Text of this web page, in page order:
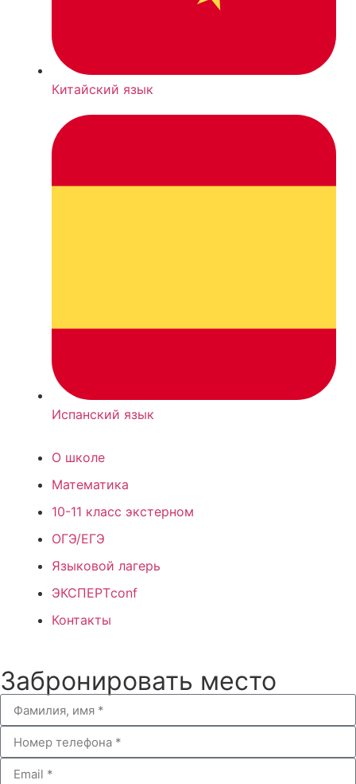
Китайский язык
Испанский язык
О школе
Математика
10-11 класс экстерном
ОГЭ/ЕГЭ
Языковой лагерь
ЭКСПЕРТconf
Контакты
Забронировать место